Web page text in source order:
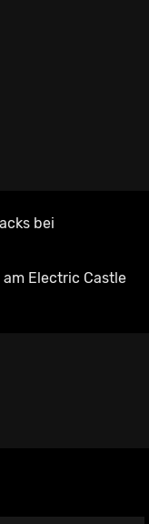
bei
Electric Castle